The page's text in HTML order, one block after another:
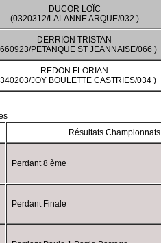
DUCOR LOÏC
(0320312/LALANNE ARQUE/032 )
DERRION TRISTAN
PETANQUE ST JEANNAISE/066 )
REDON FLORIAN
JOY BOULETTE CASTRIES/034 )
Résultats Championnats
Perdant 8 ème
Perdant Finale